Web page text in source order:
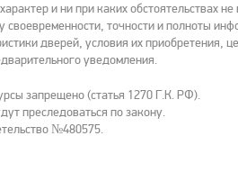
и ни при каких обстоятельствах
точности и полноты
дверей, условия их приобретения,
уведомления.
запрещено (статья 1270 Г.К. РФ).
преследоваться по закону.
№480575.